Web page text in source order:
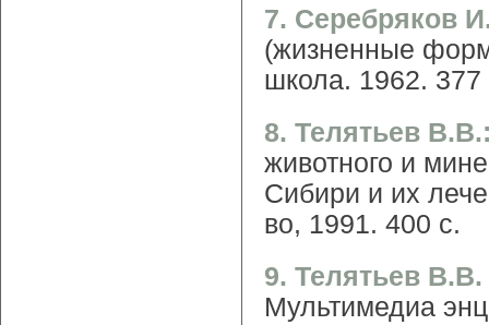
7. Серебряков
(жизненные
школа. 1962. 377
8. Телятьев
животного и
Сибири и их
во, 1991. 400 с.
9. Телятьев В.В.
Мультимедиа